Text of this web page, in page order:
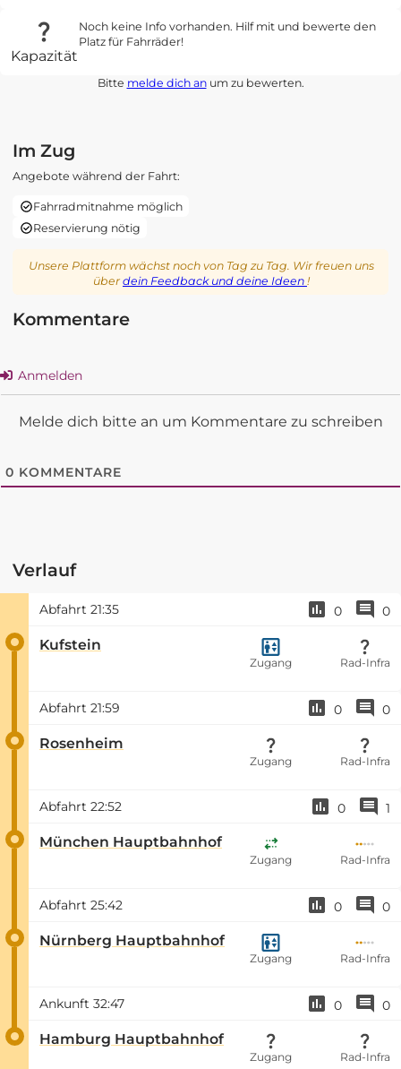
Kapazität
Noch keine Info vorhanden. Hilf mit und bewerte den
Platz für Fahrräder!
Bitte melde dich anum zu bewerten.
Im Zug
Angebote während der Fahrt:
Fahrradmitnahme möglich
Reservierung nötig
Unsere Plattform wächst noch von Tag zu Tag. Wir freuen uns
überdein Feedback und deine Ideen !
Kommentare
Anmelden
Melde dich bitte an um Kommentare zu schreiben
0 KOMMENTARE
Verlauf
Abfahrt 21:35 0 0
Kufstein
Zugang Rad-Infra
Abfahrt 21:59 0 0
Rosenheim
Zugang Rad-Infra
Abfahrt 22:52 0 1
München Hauptbahnhof
Zugang Rad-Infra
Abfahrt 25:42 0 0
Nürnberg Hauptbahnhof
Zugang Rad-Infra
Ankunft 32:47 0 0
Hamburg Hauptbahnhof
Zugang Rad-Infra